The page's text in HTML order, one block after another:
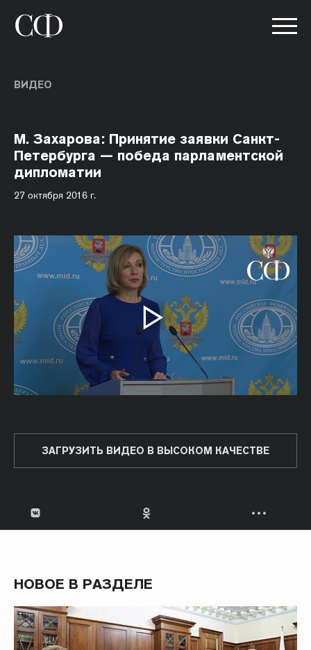
ВИДЕО
М. Захарова: Принятие заявки Санкт-
Петербурга — победа парламентской
дипломатии
27 октября 2016 г.
ЗАГРУЗИТЬ ВИДЕО В ВЫСОКОМ КАЧЕСТВЕ
НОВОЕ В РАЗДЕЛЕ